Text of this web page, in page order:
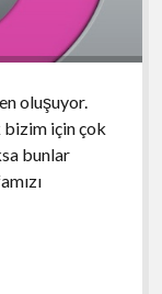
oluşuyor.
bizim için çok
bunlar